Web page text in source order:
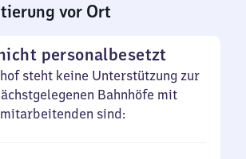
vor Ort
personalbesetzt
steht keine Unterstützung zur
Bahnhöfe mit
sind: